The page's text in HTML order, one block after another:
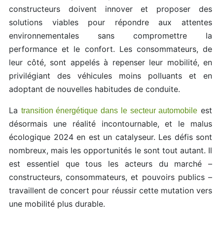
constructeurs doivent innover et proposer des
solutions viables pour répondre aux attentes
environnementales sans compromettre la
performance et le confort. Les consommateurs, de
leur côté, sont appelés à repenser leur mobilité, en
privilégiant des véhicules moins polluants et en
adoptant de nouvelles habitudes de conduite.
La transition énergétique dans le secteur automobile est
désormais une réalité incontournable, et le malus
écologique 2024 en est un catalyseur. Les défis sont
nombreux, mais les opportunités le sont tout autant. Il
est essentiel que tous les acteurs du marché –
constructeurs, consommateurs, et pouvoirs publics –
travaillent de concert pour réussir cette mutation vers
une mobilité plus durable.